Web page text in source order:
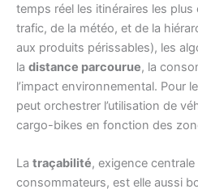
temps réel les itinéraires les
trafic, de la météo, et de la
aux produits périssables), les
la distance parcourue, la
l’impact environnemental. Pour
peut orchestrer l’utilisation de
cargo-bikes en fonction des
La traçabilité, exigence
consommateurs, est elle aussi